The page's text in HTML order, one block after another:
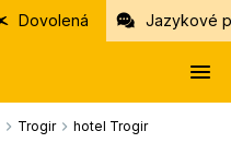
Dovolená Jazykové
Trogir hotel Trogir